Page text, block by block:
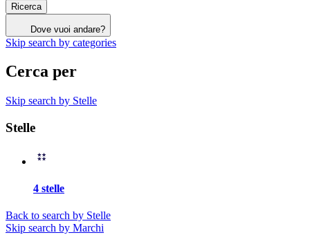
Ricerca
Dove vuoi andare?
Skip search by categories
Cerca per
Skip search by Stelle
Stelle
4 stelle
Back to search by Stelle
Skip search by Marchi